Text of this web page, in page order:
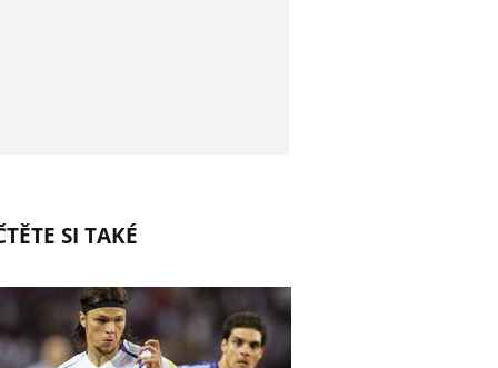
SI TAKÉ